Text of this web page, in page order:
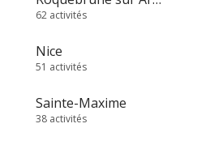
62 activités
Nice
51 activités
Sainte-Maxime
38 activités